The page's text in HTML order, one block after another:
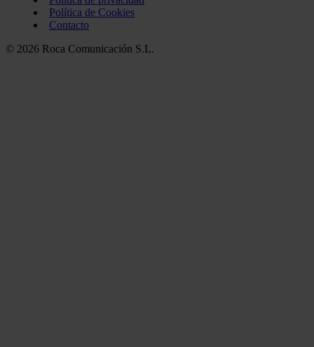
Política de Cookies
Contacto
© 2026 Roca Comunicación S.L.